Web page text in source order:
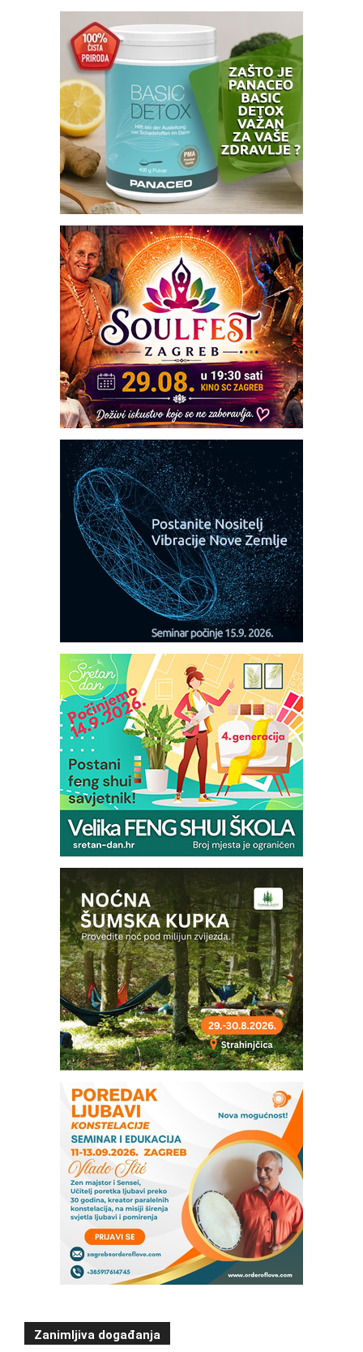
Zanimljiva događanja